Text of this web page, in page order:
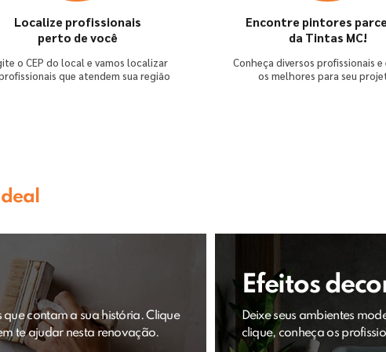
Localize profissionais
perto de você
o CEP do local e vamos localizar
que atendem sua região
Encontre pintores
da Tintas MC!
Conheça diversos profissionais
os melhores para seu
contam a sua história. Clique
te ajudar nesta renovação.
Efeitos
Deixe seus ambientes
clique, conheça os